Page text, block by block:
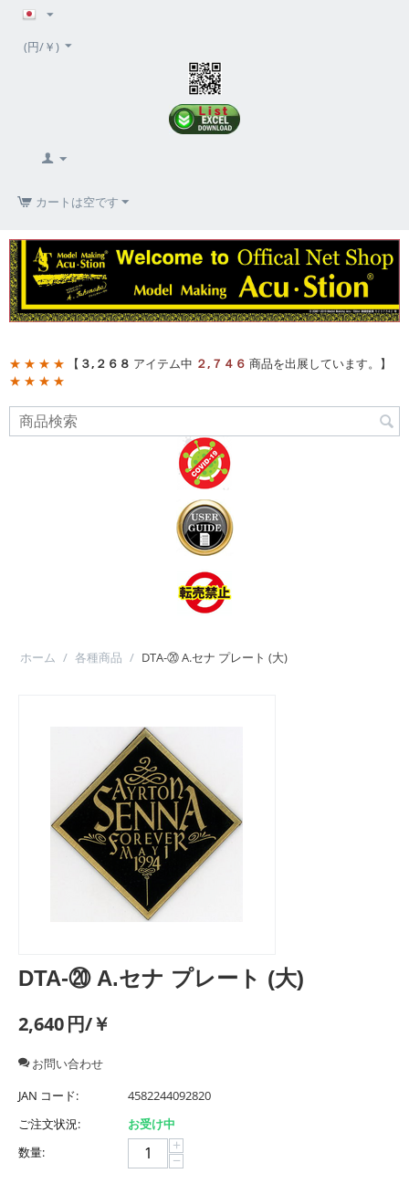
(円/￥)
カートは空です
★ ★ ★ ★ 【 ３,２６８ アイテム中 ２,７４６ 商品を出展しています。】
★ ★ ★ ★
ホーム / 各種商品 / DTA-⑳ A.セナ プレート (大)
DTA-⑳ A.セナ プレート (大)
2,640円/￥
お問い合わせ
JAN コード:
4582244092820
ご注文状況:
お受け中
数量:
+
−